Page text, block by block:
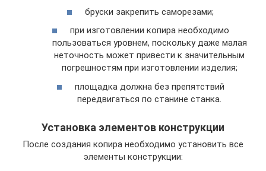
бруски закрепить саморезами;
при изготовлении копира необходимо
пользоваться уровнем, поскольку даже малая
неточность может привести к значительным
погрешностям при изготовлении изделия;
площадка должна без препятствий
передвигаться по станине станка.
Установка элементов конструкции
После создания копира необходимо установить все
элементы конструкции: